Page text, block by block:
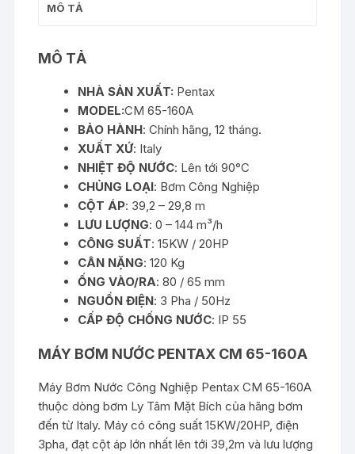
MÔ TẢ
MÔ TẢ
NHÀ SẢN XUẤT: Pentax
MODEL:CM 65-160A
BẢO HÀNH: Chính hãng, 12 tháng.
XUẤT XỨ: Italy
NHIỆT ĐỘ NƯỚC: Lên tới 90°C
CHỦNG LOẠI: Bơm Công Nghiệp
CỘT ÁP: 39,2 – 29,8 m
LƯU LƯỢNG: 0 – 144 m³/h
CÔNG SUẤT: 15KW / 20HP
CÂN NẶNG: 120 Kg
ỐNG VÀO/RA: 80 / 65 mm
NGUỒN ĐIỆN: 3 Pha / 50Hz
CẤP ĐỘ CHỐNG NƯỚC: IP 55
MÁY BƠM NƯỚC PENTAX CM 65-160A
Máy Bơm Nước Công Nghiệp Pentax CM 65-160A
thuộc dòng bơm Ly Tâm Mặt Bích của hãng bơm
đến từ Italy. Máy có công suất 15KW/20HP, điện
3pha, đạt cột áp lớn nhất lên tới 39,2m và lưu lượng